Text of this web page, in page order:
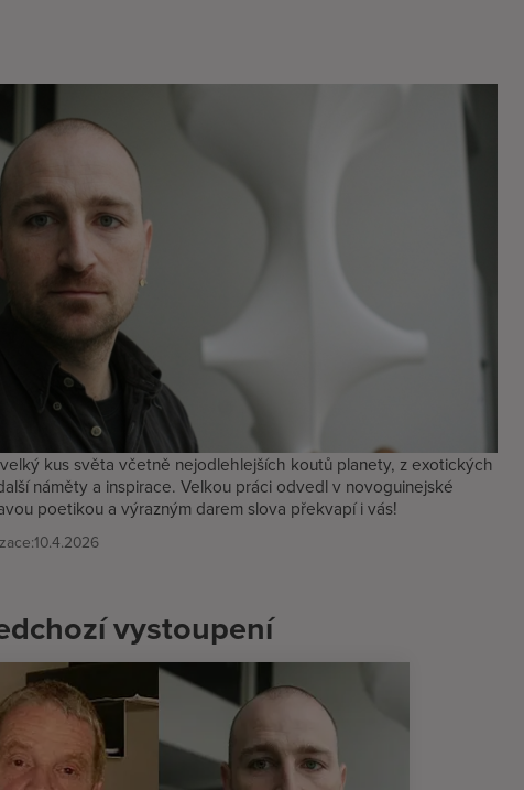
kus světa včetně nejodlehlejších koutů planety, z exotických
náměty a inspirace. Velkou práci odvedl v novoguinejské
poetikou a výrazným darem slova překvapí i vás!
10.4.2026
vystoupení